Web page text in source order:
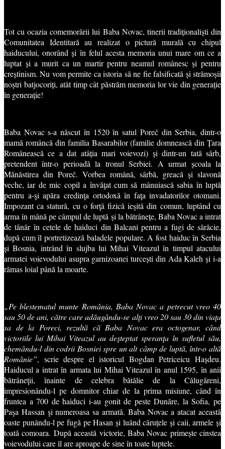
Tot cu ocazia comemorării lui Baba Novac, tinerii tradiționaliști din
Comunitatea Identitară au realizat o pictură murală cu chipul
haiducului, onorând și în felul acesta memoria unui mare om ce a
luptat și a murit ca un martir pentru neamul românesc și pentru
creștinism. Nu vom permite ca istoria să ne fie falsificată și strămoșii
noștri batjocoriți, atât timp cât păstrăm memoria lor vie din generație
în generație!
Baba Novac s-a născut în 1520 în satul Poreč din Serbia, dintr-o
mamă româncă din familia Basarabilor (familie domnească din Țara
Românească ce a dat atâția mari voievozi) și dintr-un tată sârb,
pretendent într-o perioadă la tronul Serbiei. A urmat școala la
Mănăstirea din Poreč. Vorbea română, sârbă, greacă și slavonă
veche, iar de mic copil a învăţat cum să mânuiască sabia în luptă
pentru a-şi apăra credinţa ortodoxă în faţa invadatorilor otomani.
Impozant ca statură, cu o forţă fizică ieşită din comun, luptând cu
arma în mână pe câmpul de luptă și la bătrânețe, Baba Novac a intrat
de tânăr în cetele de haiduci din Balcani pentru a fugi de sărăcie,
după cum îl portretizează baladele populare. A fost haiduc în Serbia
și Bosnia, intrând în slujba lui Mihai Viteazul în timpul atacului
armatei voievodului asupra garnizoanei turcești din Ada Kaleh și i-a
rămas loial până la moarte.
„Pe blestematul munte România, Baba Novac a petrecut vreo 40
sau 50 de ani, către care adăugându-se alţi vreo 20 sau 30 din viaţa
sa de la Poreci, rezultă că Baba Novac era octogenar, când
victoriile lui Mihai Viteazul au deşteptat speranţa în sufletul său,
chemându-l din codrii Bosniei spre un alt câmp de luptă, într-o altă
Românie”, scrie despre el istoricul Bogdan Petriceicu Hașdeu.
Haiducul a intrat în armata lui Mihai Viteazul în anul 1595, în anii
bătrâneţii, înainte de celebra bătălie de la Călugăreni,
impresionându-l pe domnitor chiar de la prima misiune, când în
fruntea a 700 de haiduci i-au gonit de peste Dunăre, la Sofia, pe
Paşa Hassan şi numeroasa sa armată. Baba Novac a atacat această
oaste punându-l pe fugă pe Hasan și luând căruțele și caii, armele și
toată comoara. După această victorie, Baba Novac primește cinstea
voievodului care îl are aproape de sine în toate luptele.